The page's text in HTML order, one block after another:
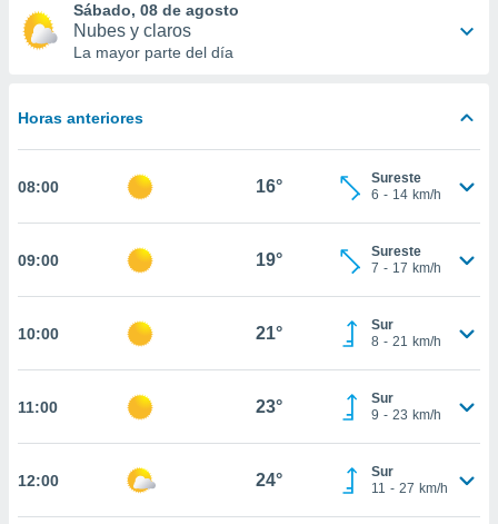
y
forma
basada
permite
coste.
botón
a la
todas
ya sean
nos
CONTINUAR
Sábado, 08 de agosto
Nubes y claros
La mayor parte del día
Horas anteriores
08:00 16°
Sureste
6 - 14 km/h
09:00 19°
Sureste
7 - 17 km/h
10:00 21°
Sur
8 - 21 km/h
11:00 23°
Sur
9 - 23 km/h
12:00 24°
Sur
11 - 27 km/h